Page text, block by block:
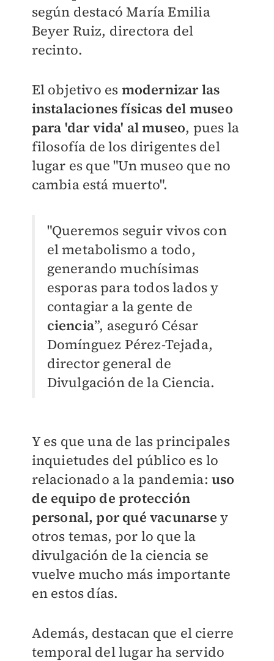
según destacó María Emilia
Beyer Ruiz, directora del
recinto.
El objetivo es modernizar las
instalaciones físicas del museo
para 'dar vida' al museo, pues la
filosofía de los dirigentes del
lugar es que "Un museo que no
cambia está muerto".
"Queremos seguir vivos con
el metabolismo a todo,
generando muchísimas
esporas para todos lados y
contagiar a la gente de
ciencia”, aseguró César
Domínguez Pérez-Tejada,
director general de
Divulgación de la Ciencia.
Y es que una de las principales
inquietudes del público es lo
relacionado a la pandemia: uso
de equipo de protección
personal, por qué vacunarse y
otros temas, por lo que la
divulgación de la ciencia se
vuelve mucho más importante
en estos días.
Además, destacan que el cierre
temporal del lugar ha servido